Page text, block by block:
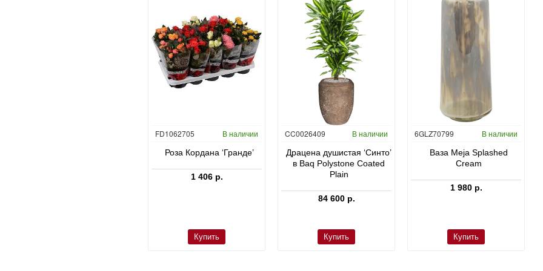
FD1062705 В наличии
Роза Кордана ‘Гранде’
1 406 р.
Купить
CC0026409 В наличии
Драцена душистая ‘Синто’
в Baq Polystone Coated
Plain
84 600 р.
Купить
6GLZ70799 В наличии
Ваза Meja Splashed
Cream
1 980 р.
Купить